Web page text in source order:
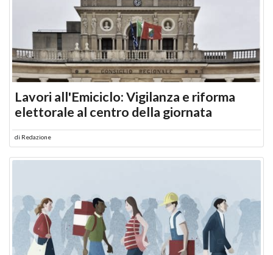
Lavori all'Emiciclo: Vigilanza e riforma
elettorale al centro della giornata
di Redazione